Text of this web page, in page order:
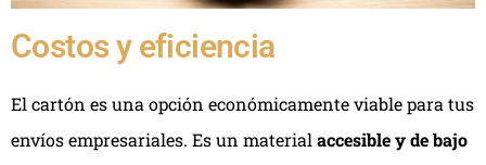
Costos y eficiencia
El cartón es una opción económicamente viable para tus
envíos empresariales. Es un material accesible y de bajo